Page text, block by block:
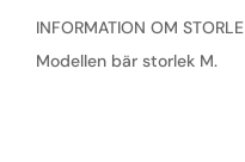
INFORMATION OM
Modellen bär storlek M.